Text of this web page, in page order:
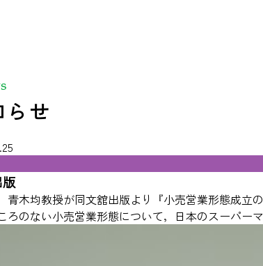
らせ
青木均教授が同文舘出版より『小売営業形態成
ろのない小売営業形態について，日本のスーパー